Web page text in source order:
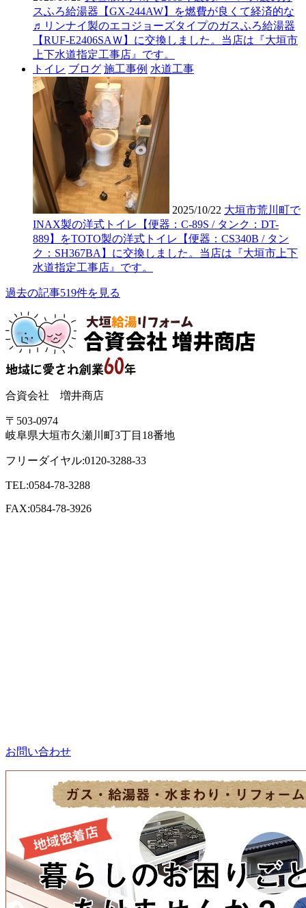
スふろ給湯器【GX-244AW】を燃費が良くて経済的な
♬リンナイ製のエコジョーズタイプのガスふろ給湯器
【RUF-E2406SAＷ】に交換しました。当店は『大垣市
上下水道指定工事店』です。
トイレ ブログ 施工事例 水道工事
2025/10/22 大垣市荒川町で
INAX製の洋式トイレ【便器：C-89S / タンク：DT-
889】をTOTO製の洋式トイレ【便器：CS340B / タン
ク：SH367BA】に交換しました。当店は『大垣市上下
水道指定工事店』です。
過去の記事519件を見る
合資会社 増井商店
〒503-0974
岐阜県大垣市久瀬川町3丁目18番地
フリーダイヤル:0120-3288-33
TEL:0584-78-3288
FAX:0584-78-3926
お問い合わせ